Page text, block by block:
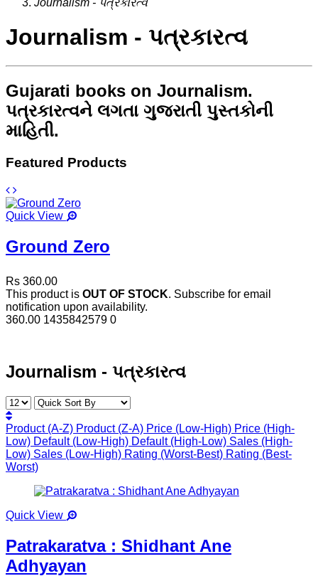
Journalism - પત્રકારત્વ
Gujarati books on Journalism.
પત્રકારત્વને લગતા ગુજરાતી પુસ્તકોની
માહિતી.
Featured Products
Quick View
Ground Zero
Rs 360.00
This product is OUT OF STOCK. Subscribe for email
notification upon availability.
360.00 1435842579 0
Journalism - પત્રકારત્વ
Product (A-Z) Product (Z-A) Price (Low-High) Price (High-
Low) Default (Low-High) Default (High-Low) Sales (High-
Low) Sales (Low-High) Rating (Worst-Best) Rating (Best-
Worst)
Quick View
Patrakaratva : Shidhant Ane
Adhyayan